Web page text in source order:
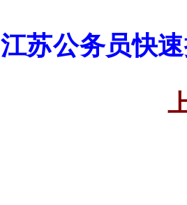
江苏公务员快